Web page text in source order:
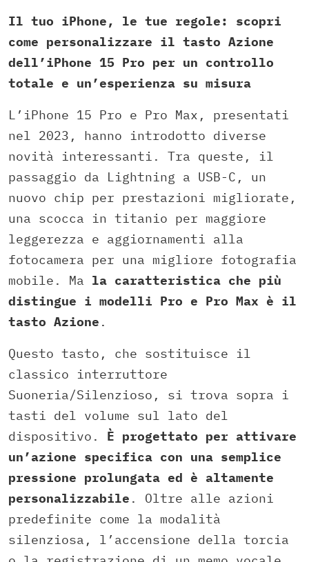
Il tuo iPhone, le tue regole: scopri
come personalizzare il tasto Azione
dell’iPhone 15 Pro per un controllo
totale e un’esperienza su misura
L’iPhone 15 Pro e Pro Max, presentati
nel 2023, hanno introdotto diverse
novità interessanti. Tra queste, il
passaggio da Lightning a USB-C, un
nuovo chip per prestazioni migliorate,
una scocca in titanio per maggiore
leggerezza e aggiornamenti alla
fotocamera per una migliore fotografia
mobile. Ma la caratteristica che più
distingue i modelli Pro e Pro Max è il
tasto Azione .
Questo tasto, che sostituisce il
classico interruttore
Suoneria/Silenzioso, si trova sopra i
tasti del volume sul lato del
dispositivo. È progettato per attivare
un’azione specifica con una semplice
pressione prolungata ed è altamente
personalizzabile . Oltre alle azioni
predefinite come la modalità
silenziosa, l’accensione della torcia